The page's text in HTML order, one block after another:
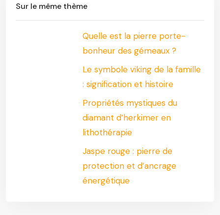
Sur le même thème
Quelle est la pierre porte-
bonheur des gémeaux ?
Le symbole viking de la famille
: signification et histoire
Propriétés mystiques du
diamant d’herkimer en
lithothérapie
Jaspe rouge : pierre de
protection et d’ancrage
énergétique